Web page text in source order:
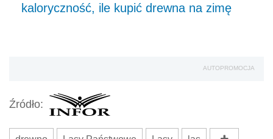
kaloryczność, ile kupić drewna na zimę
AUTOPROMOCJA
Źródło: